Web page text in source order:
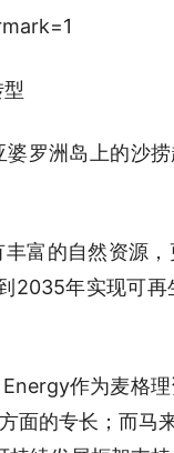
罗洲岛上的沙
富的自然资源
年实现可再
作为麦格
面的专长；而马